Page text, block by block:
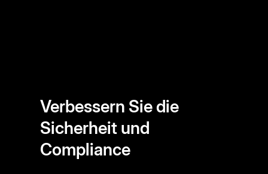
Verbessern Sie die
Sicherheit und
Compliance